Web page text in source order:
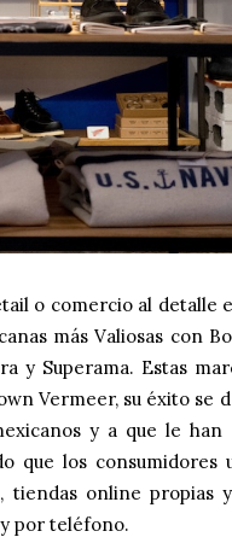
o comercio al detalle
más Valiosas con
y Superama. Estas
Vermeer, su éxito se
y a que le han
que los consumidores
tiendas online propias
por teléfono.